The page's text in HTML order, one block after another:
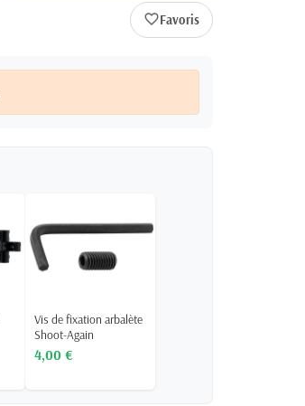
favorite_border
Vis de fixation arbalète
Shoot-Again
4,00 €